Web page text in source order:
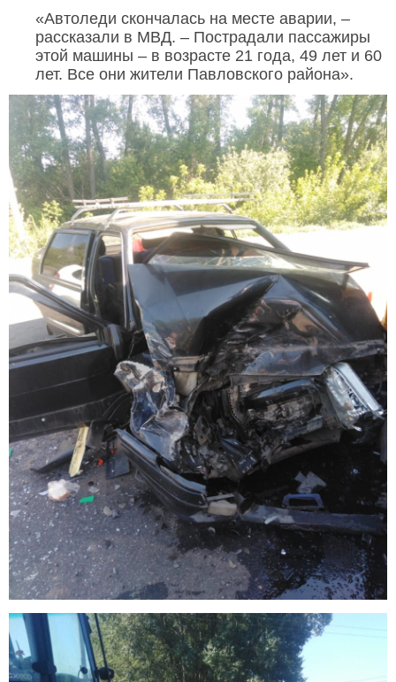
«Автоледи скончалась на месте аварии, –
рассказали в МВД. – Пострадали пассажиры
этой машины – в возрасте 21 года, 49 лет и 60
лет. Все они жители Павловского района».